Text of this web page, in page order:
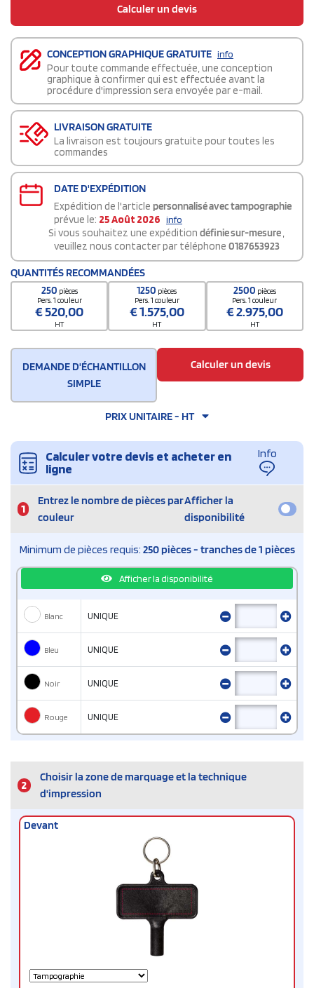
Calculer un devis
CONCEPTION GRAPHIQUE GRATUITE info
Pour toute commande effectuée, une conception
graphique à confirmer qui est effectuée avant la
procédure d'impression sera envoyée par e-mail.
LIVRAISON GRATUITE
La livraison est toujours gratuite pour toutes les
commandes
DATE D'EXPÉDITION
Expédition de l'article personnalisé avec tampographie
prévue le: 25 Août 2026 info
Si vous souhaitez une expédition définie sur-mesure,
veuillez nous contacter par téléphone 0187653923
QUANTITÉS RECOMMANDÉES
250 pièces
Pers. 1 couleur
€520,00
HT
1250 pièces
Pers. 1 couleur
€1.575,00
HT
2500 pièces
Pers. 1 couleur
€2.975,00
HT
DEMANDE D'ÉCHANTILLON
SIMPLE
Calculer un devis
PRIX UNITAIRE - HT
Calculer votre devis et acheter en
ligne
Info
1
Entrez le nombre de pièces par
couleur
Afficher la
disponibilité
Minimum de pièces requis: 250 pièces - tranches de 1 pièces
Afficher la disponibilité
Blanc UNIQUE
Bleu UNIQUE
Noir UNIQUE
Rouge UNIQUE
2
Choisir la zone de marquage et la technique
d'impression
Devant